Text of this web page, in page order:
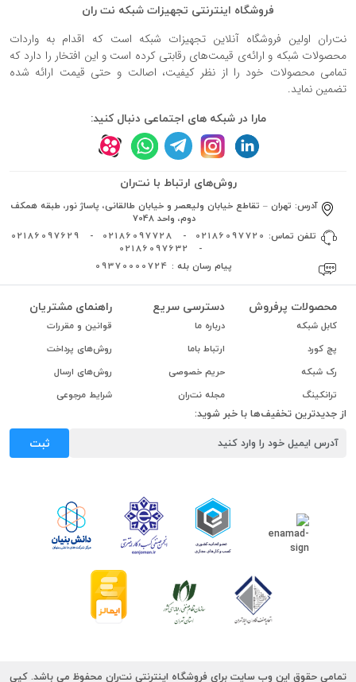
فروشگاه اینترنتی تجهیزات شبکه نت ران
نت‌ران اولین فروشگاه آنلاین تجهیزات شبکه است که اقدام به واردات
محصولات شبکه و ارائه‌ی قیمت‌های رقابتی کرده است و این افتخار را دارد که
تمامی محصولات خود را از نظر کیفیت، اصالت و حتی قیمت ارائه شده
تضمین نماید.
مارا در شبکه های اجتماعی دنبال کنید:
روش‌های ارتباط با نت‌ران
آدرس: تهران – تقاطع خیابان ولیعصر و خیابان طالقانی، پاساژ نور، طبقه همکف
دوم، واحد 7048
تلفن تماس: 02186097720
-
02186097728
-
02186097629
-
02186097632
پیام رسان بله : 09370000724
محصولات پرفروش
کابل شبکه
پچ کورد
رک شبکه
ترانکینگ
دسترسی سریع
درباره ما
ارتباط باما
حریم خصوصی
مجله نت‌ران
راهنمای مشتریان
قوانین و مقررات
روش‌های پرداخت
روش‌های ارسال
شرایط مرجوعی
از جدیدترین تخفیف‌ها با خبر شوید:
ثبت
تمامی حقوق این وب سایت برای فروشگاه اینترنتی نت‌ران محفوظ می باشد. کپی